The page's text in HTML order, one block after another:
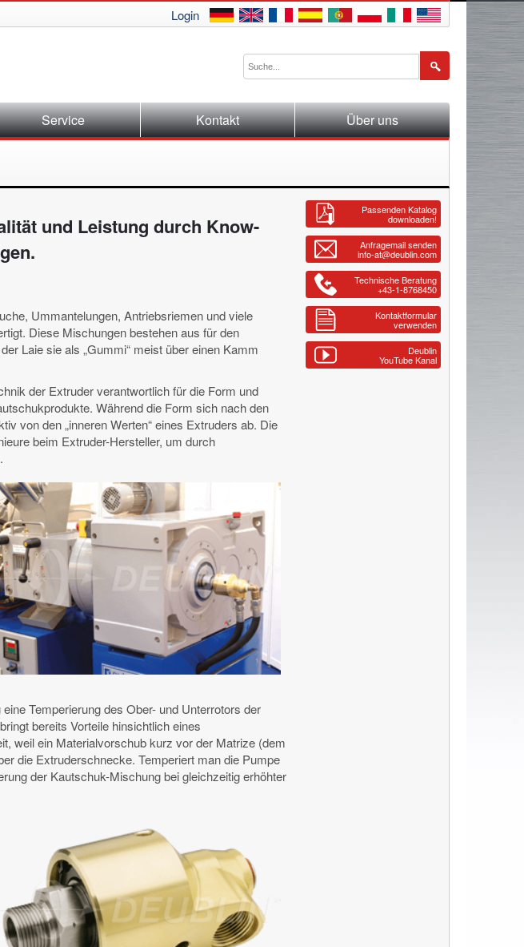
Login
Service Kontakt Über uns
Passenden Katalog
downloaden!
Anfragemail senden
info-at@deublin.com
Technische Beratung
+43-1-8768450
Kontaktformular
verwenden
Deublin
YouTube Kanal
und Leistung durch Know-
Ummantelungen, Antriebsriemen und viele
Diese Mischungen bestehen aus für den
Laie sie als „Gummi“ meist über einen Kamm
der Extruder verantwortlich für die Form und
Während die Form sich nach den
von den „inneren Werten“ eines Extruders ab. Die
beim Extruder-Hersteller, um durch
Temperierung des Ober- und Unterrotors der
bereits Vorteile hinsichtlich eines
weil ein Materialvorschub kurz vor der Matrize (dem
die Extruderschnecke. Temperiert man die Pumpe
der Kautschuk-Mischung bei gleichzeitig erhöhter